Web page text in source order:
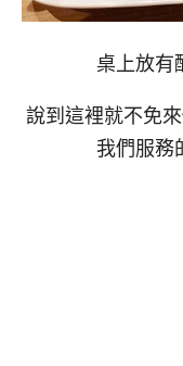
桌上放有
說到這裡就不免
我們服務